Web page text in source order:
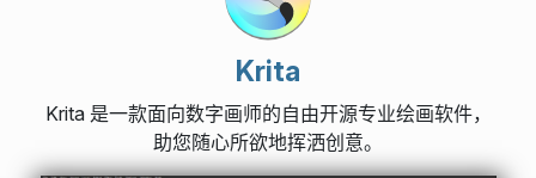
Krita
Krita 是一款面向数字画师的自由开源专业绘画软件，
助您随心所欲地挥洒创意。